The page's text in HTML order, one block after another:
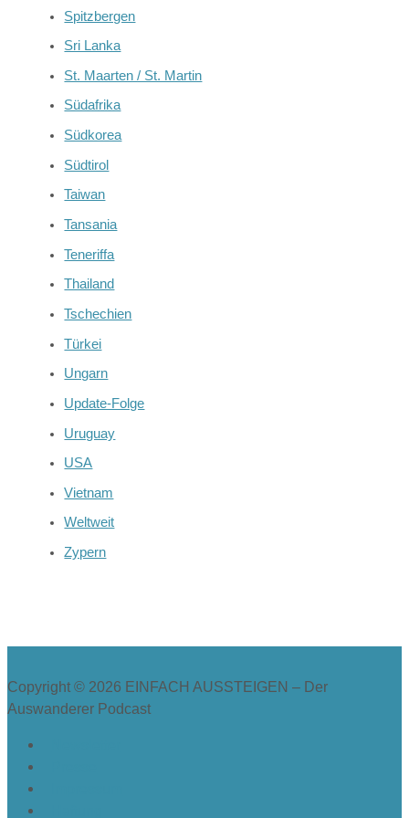
Spitzbergen
Sri Lanka
St. Maarten / St. Martin
Südafrika
Südkorea
Südtirol
Taiwan
Tansania
Teneriffa
Thailand
Tschechien
Türkei
Ungarn
Update-Folge
Uruguay
USA
Vietnam
Weltweit
Zypern
Copyright © 2026 EINFACH AUSSTEIGEN – Der
Auswanderer Podcast